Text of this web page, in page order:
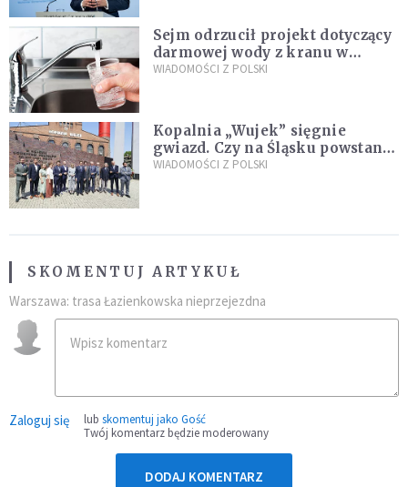
Sejm odrzucił projekt dotyczący
darmowej wody z kranu w
restauracjach
WIADOMOŚCI Z POLSKI
Kopalnia „Wujek” sięgnie
gwiazd. Czy na Śląsku powstanie
„Dolina Krzemowa”?
WIADOMOŚCI Z POLSKI
SKOMENTUJ ARTYKUŁ
Warszawa: trasa Łazienkowska nieprzejezdna
Zaloguj się lub skomentuj jako Gość
Twój komentarz będzie moderowany
DODAJ KOMENTARZ